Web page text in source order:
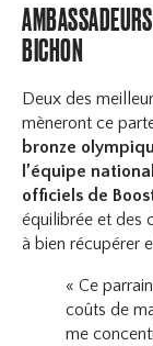
BICHON
Deux des
mèneront ce
bronze
l’équipe
officiels de
équilibrée et des
à bien récupérer
« Ce
coûts de
me